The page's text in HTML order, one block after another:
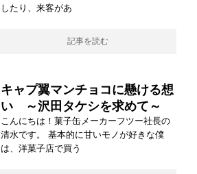
したり、来客があ
記事を読む
キャプ翼マンチョコに懸ける想
い ～沢田タケシを求めて～
こんにちは！菓子缶メーカーフツー社長の
清水です。 基本的に甘いモノが好きな僕
は、洋菓子店で買う